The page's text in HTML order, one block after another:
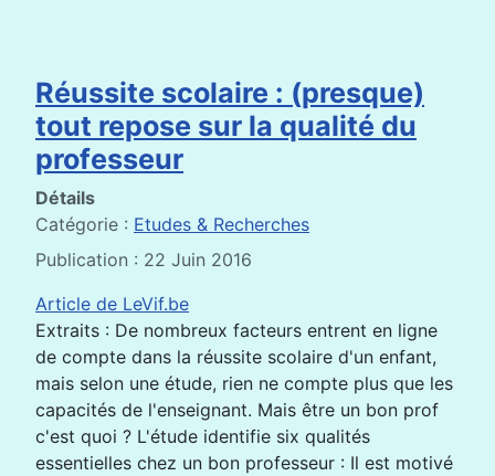
Réussite scolaire : (presque)
tout repose sur la qualité du
professeur
Détails
Catégorie : Etudes & Recherches
Publication : 22 Juin 2016
Article de LeVif.be
Extraits : De nombreux facteurs entrent en ligne
de compte dans la réussite scolaire d'un enfant,
mais selon une étude, rien ne compte plus que les
capacités de l'enseignant. Mais être un bon prof
c'est quoi ? L'étude identifie six qualités
essentielles chez un bon professeur : Il est motivé